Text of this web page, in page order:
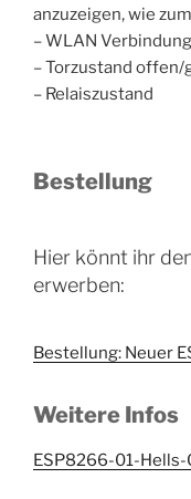
anzuzeigen, wie
– WLAN
– Torzustand offen/
– Relaiszustand
Bestellung
Hier könnt ihr
erwerben:
Bestellung: Neuer
Weitere Infos
ESP8266-01-